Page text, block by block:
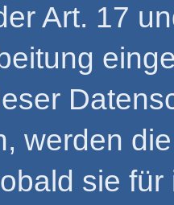
Art. 17
werden
sie